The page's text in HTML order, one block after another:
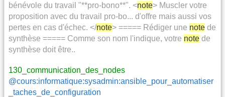
bénévole du travail "**pro-bono**". <note> Muscler votre
proposition avec du travail pro-bo... d'offre mais aussi vos
pertes en cas d'échec. </note> ===== Rédiger une note de
synthèse ===== Comme son nom l'indique, votre note de
synthèse doit être..
130_communication_des_nodes
@cours:informatique:sysadmin:ansible_pour_automatiser
_taches_de_configuration